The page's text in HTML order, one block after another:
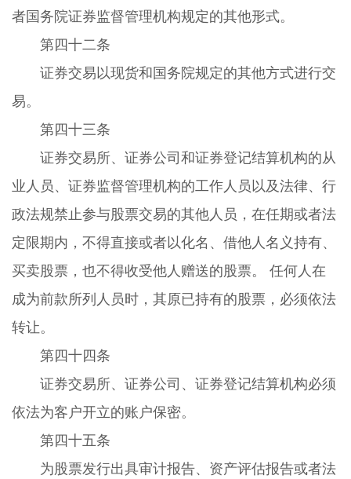
者国务院证券监督管理机构规定的其他形式。
第四十二条
证券交易以现货和国务院规定的其他方式进行交
易。
第四十三条
证券交易所、证券公司和证券登记结算机构的从
业人员、证券监督管理机构的工作人员以及法律、行
政法规禁止参与股票交易的其他人员，在任期或者法
定限期内，不得直接或者以化名、借他人名义持有、
买卖股票，也不得收受他人赠送的股票。 任何人在
成为前款所列人员时，其原已持有的股票，必须依法
转让。
第四十四条
证券交易所、证券公司、证券登记结算机构必须
依法为客户开立的账户保密。
第四十五条
为股票发行出具审计报告、资产评估报告或者法